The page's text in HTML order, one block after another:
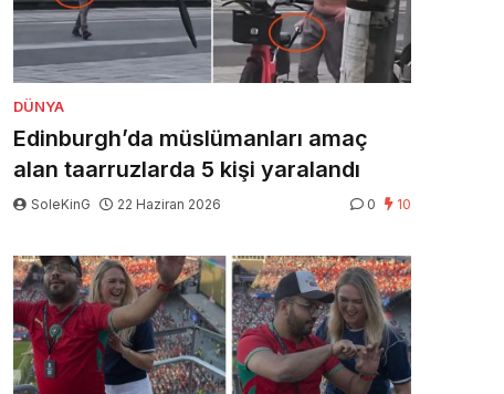
DÜNYA
Edinburgh’da müslümanları amaç
alan taarruzlarda 5 kişi yaralandı
SoleKinG 22 Haziran 2026 0 10